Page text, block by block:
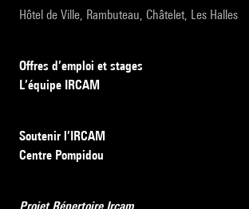
Hôtel de Ville, Rambuteau, Châtelet, Les Halles
Offres d’emploi et stages
L’équipe IRCAM
Soutenir l’IRCAM
Centre Pompidou